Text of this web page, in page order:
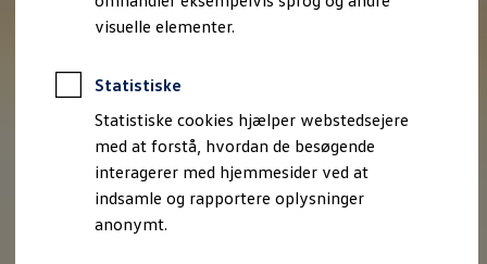
visuelle elementer.
Statistiske
Statistiske cookies hjælper webstedsejere
med at forstå, hvordan de besøgende
interagerer med hjemmesider ved at
indsamle og rapportere oplysninger
anonymt.
Volkswagen Forsikring
Volkswagen Finansiering
Ejere og services
Book tid på værkstedet
Service
Serviceabonnementer
Service 5+
Service på elbiler
Prismatch
Fordele ved autoriseret værksted
Brugbar information